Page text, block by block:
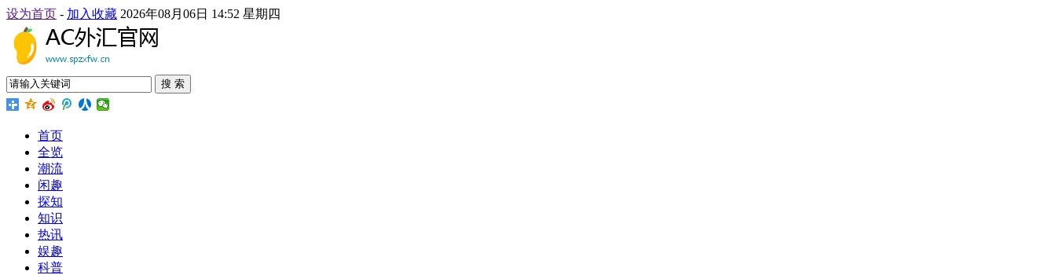
设为首页 - 加入收藏 2026年08月06日 14:52 星期四
搜 索
首页
全览
潮流
闲趣
探知
知识
热讯
娱趣
科普